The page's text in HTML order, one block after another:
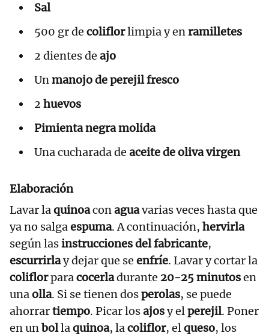
Sal
500 gr de coliflorlimpia y enramilletes
2 dientes de ajo
Unmanojo de perejil fresco
2 huevos
Pimienta negra molida
Una cucharada de aceite de oliva virgen
Elaboración
Lavar laquinoaconaguavarias veces hasta que
ya no salgaespuma. A continuación, hervirla
según lasinstrucciones del fabricante,
escurrirlay dejar que se enfríe. Lavar y cortar la
coliflorparacocerladurante 20-25 minutosen
unaolla. Si se tienen dosperolas, se puede
ahorrartiempo. Picar losajosy elperejil. Poner
en unbollaquinoa, lacoliflor, elqueso, los